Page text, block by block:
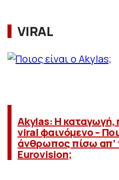
VIRAL
Akylas: Η καταγωγή,
viral φαινόμενο –
άνθρωπος πίσω απ’
Eurovision;